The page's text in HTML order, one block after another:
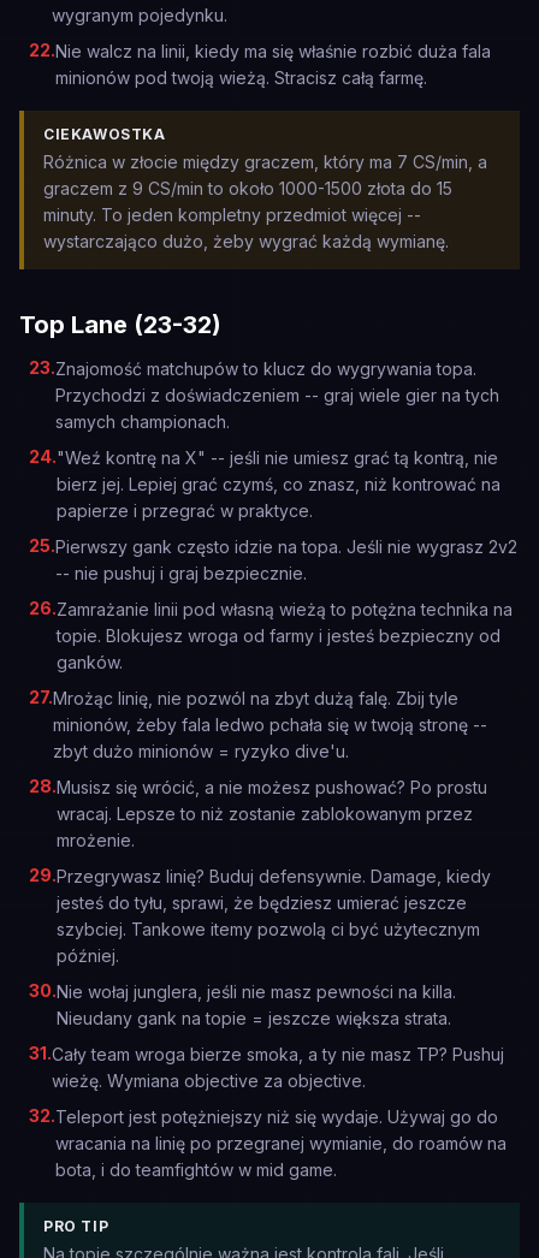
wygranym pojedynku.
22.Nie walcz na linii, kiedy ma się właśnie rozbić duża fala
minionów pod twoją wieżą. Stracisz całą farmę.
CIEKAWOSTKA
Różnica w złocie między graczem, który ma 7 CS/min, a
graczem z 9 CS/min to około 1000-1500 złota do 15
minuty. To jeden kompletny przedmiot więcej --
wystarczająco dużo, żeby wygrać każdą wymianę.
Top Lane (23-32)
23.Znajomość matchupów to klucz do wygrywania topa.
Przychodzi z doświadczeniem -- graj wiele gier na tych
samych championach.
24."Weź kontrę na X" -- jeśli nie umiesz grać tą kontrą, nie
bierz jej. Lepiej grać czymś, co znasz, niż kontrować na
papierze i przegrać w praktyce.
25.Pierwszy gank często idzie na topa. Jeśli nie wygrasz 2v2
-- nie pushuj i graj bezpiecznie.
26.Zamrażanie linii pod własną wieżą to potężna technika na
topie. Blokujesz wroga od farmy i jesteś bezpieczny od
ganków.
27.Mrożąc linię, nie pozwól na zbyt dużą falę. Zbij tyle
minionów, żeby fala ledwo pchała się w twoją stronę --
zbyt dużo minionów = ryzyko dive'u.
28.Musisz się wrócić, a nie możesz pushować? Po prostu
wracaj. Lepsze to niż zostanie zablokowanym przez
mrożenie.
29.Przegrywasz linię? Buduj defensywnie. Damage, kiedy
jesteś do tyłu, sprawi, że będziesz umierać jeszcze
szybciej. Tankowe itemy pozwolą ci być użytecznym
później.
30.Nie wołaj junglera, jeśli nie masz pewności na killa.
Nieudany gank na topie = jeszcze większa strata.
31.Cały team wroga bierze smoka, a ty nie masz TP? Pushuj
wieżę. Wymiana objective za objective.
32.Teleport jest potężniejszy niż się wydaje. Używaj go do
wracania na linię po przegranej wymianie, do roamów na
bota, i do teamfightów w mid game.
PRO TIP
Na topie szczególnie ważna jest kontrola fali. Jeśli